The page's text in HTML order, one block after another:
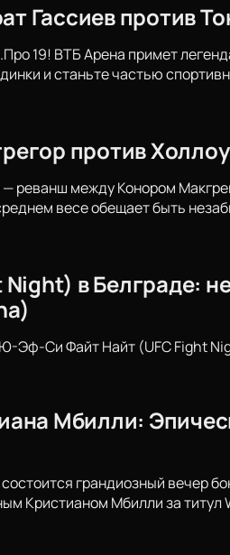
Гассиев против
19! ВТБ Арена примет
и станьте частью
против
— реванш между Конором
весе обещает быть
в Белграде:
Эф-Си Файт Найт (UFC Fight
Мбилли:
грандиозный вечер
Кристианом Мбилли за титул